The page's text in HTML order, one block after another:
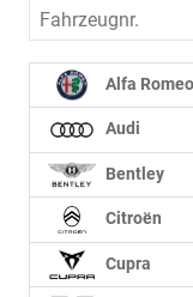
Fahrzeugnr.
Alfa Romeo
Audi
Bentley
Citroën
Cupra